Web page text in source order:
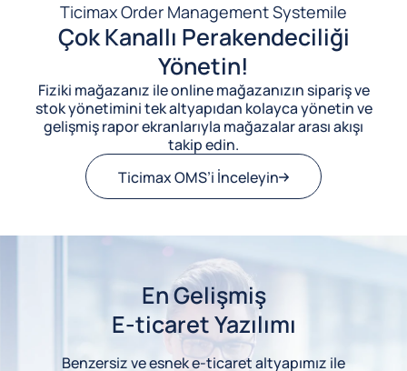
Ticimax Order Management Systemile
Çok Kanallı Perakendeciliği
Yönetin!
Fiziki mağazanız ile online mağazanızın sipariş ve
stok yönetimini tek altyapıdan kolayca yönetin ve
gelişmiş rapor ekranlarıyla mağazalar arası akışı
takip edin.
Ticimax OMS’i İnceleyin
En Gelişmiş
E-ticaret Yazılımı
Benzersiz ve esnek e-ticaret altyapımız ile